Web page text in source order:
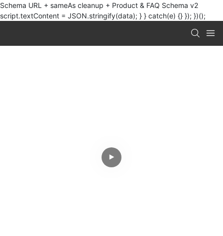
Schema URL + sameAs cleanup + Product & FAQ Schema v2
script.textContent = JSON.stringify(data); } } catch(e) {} }); })();